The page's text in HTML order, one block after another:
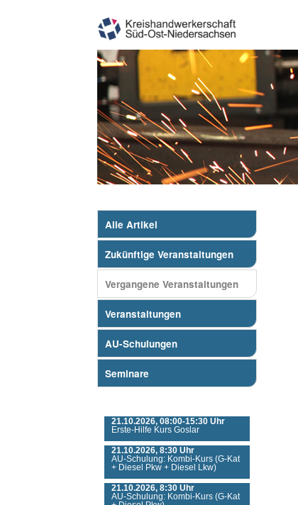
Alle Artikel
Zukünftige Veranstaltungen
Vergangene Veranstaltungen
Veranstaltungen
AU-Schulungen
Seminare
21.10.2026, 08:00-15:30 Uhr
Erste-Hilfe Kurs Goslar
21.10.2026, 8:30 Uhr
AU-Schulung: Kombi-Kurs (G-Kat
+ Diesel Pkw + Diesel Lkw)
21.10.2026, 8:30 Uhr
AU-Schulung: Kombi-Kurs (G-Kat